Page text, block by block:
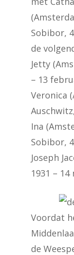
Sobibor,
de
Jetty
– 13
Veronica
Ina
Sobibor,
Joseph
1931 – 14
Voordat
de